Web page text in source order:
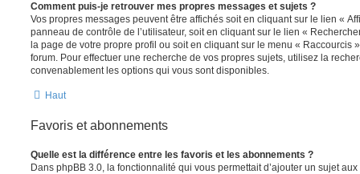
Comment puis-je retrouver mes propres messages et sujets ?
Vos propres messages peuvent être affichés soit en cliquant sur le lien «
panneau de contrôle de l’utilisateur, soit en cliquant sur le lien «
la page de votre propre profil ou soit en cliquant sur le menu « Raccourcis
forum. Pour effectuer une recherche de vos propres sujets, utilisez la
convenablement les options qui vous sont disponibles.
Haut
Favoris et abonnements
Quelle est la différence entre les favoris et les abonnements ?
Dans phpBB 3.0, la fonctionnalité qui vous permettait d’ajouter un sujet